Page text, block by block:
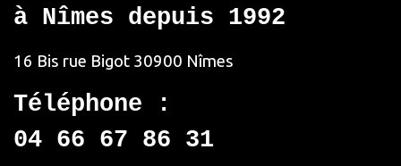
à Nîmes depuis 1992
16 Bis rue Bigot 30900 Nîmes
Téléphone :
04 66 67 86 31